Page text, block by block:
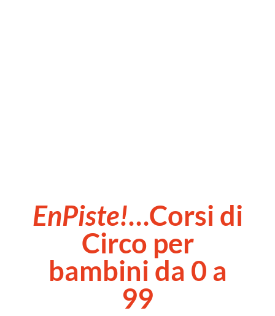
EnPiste!…Corsi di
Circo per
bambini da 0 a
99